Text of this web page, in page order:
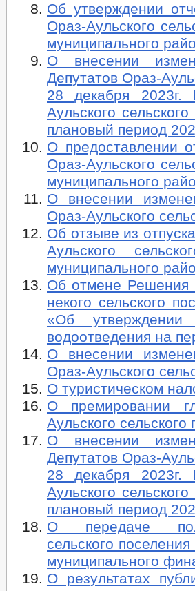
Об утверждении
Ораз-Аульского
муниципального
О внесении
Депутатов Ораз-
28 декабря
Аульского
плановый период
О предоставлении
Ораз-Аульского
муниципального
О внесении
Ораз-Аульского
Об отзыве из
Аульского
муниципального
Об отмене Решения
некого сельского
«Об
водоотведения на
О внесении
Ораз-Аульского
О туристическом
О премировании
Аульского сельского
О внесении
Депутатов Ораз-
28 декабря
Аульского
плановый период
О передаче
сельского
муниципального
О результатах